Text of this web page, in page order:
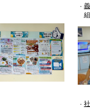
·
組
·